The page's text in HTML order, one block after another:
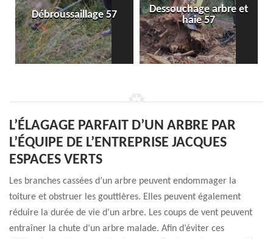
Débroussaillage 57
Dessouchage arbre et
haie 57
L’ÉLAGAGE PARFAIT D’UN ARBRE PAR
L’ÉQUIPE DE L’ENTREPRISE JACQUES
ESPACES VERTS
Les branches cassées d’un arbre peuvent endommager la
toiture et obstruer les gouttières. Elles peuvent également
réduire la durée de vie d’un arbre. Les coups de vent peuvent
entraîner la chute d’un arbre malade. Afin d’éviter ces